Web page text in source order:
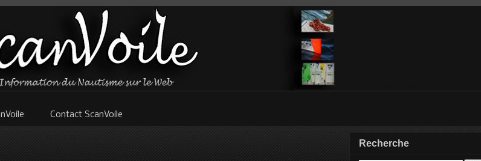
Contact ScanVoile
Recherche